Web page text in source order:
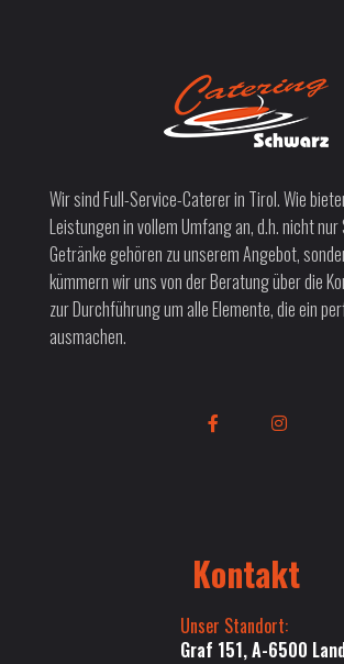
Wir sind Full-Service-Caterer in Tirol. Wie
Leistungen in vollem Umfang an, d.h. nicht nur
Getränke gehören zu unserem Angebot,
kümmern wir uns von der Beratung über die
zur Durchführung um alle Elemente, die ein
ausmachen.
Kontakt
Unser Standort:
Graf 151, A-6500